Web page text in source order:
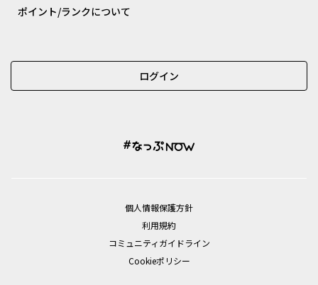
ポイント/ランクについて
ログイン
個⼈情報保護⽅針
利用規約
コミュニティガイドライン
Cookieポリシー